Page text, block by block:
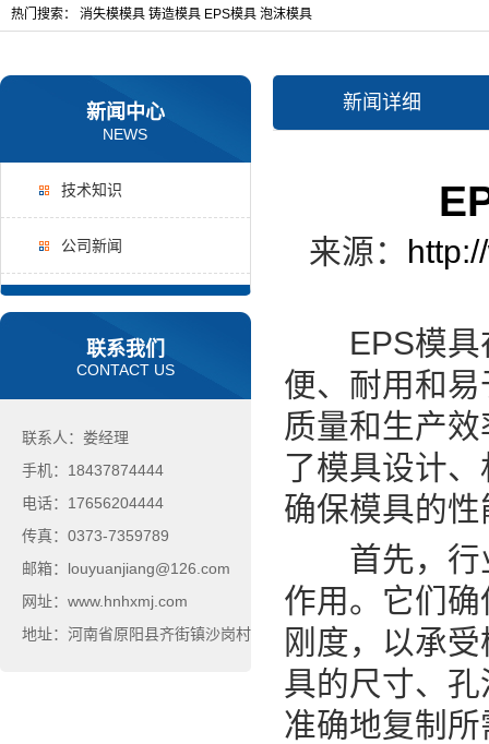
热门搜索： 消失模模具 铸造模具 EPS模具 泡沫模具
新闻中心
NEWS
技术知识
公司新闻
联系我们
CONTACT US
联系人：娄经理
手机：18437874444
电话：17656204444
传真：0373-7359789
邮箱：louyuanjiang@126.com
网址：www.hnhxmj.com
地址：河南省原阳县齐街镇沙岗村
新闻详细
来源：
EPS模具在
便、耐用和
质量和生产
了模具设计
确保模具的
首先，行业
作用。它们
刚度，以承
具的尺寸、
准确地复制